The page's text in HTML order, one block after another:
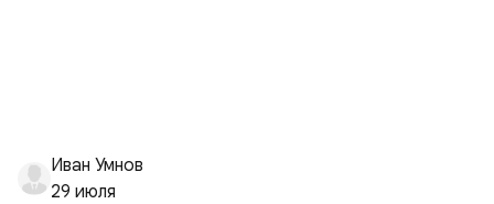
Иван Умнов
29 июля